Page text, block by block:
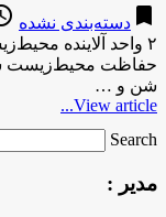
bookmark دسته‌بندی نشده
۲ واحد آلاینده
حفاظت محیط‌زیست
شن و …
View article...
Search …
مدیر :